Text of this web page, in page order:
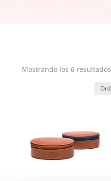
Mostrando los 6 resultados